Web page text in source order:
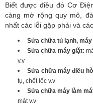
Biết được điều đó Cơ
càng mở rộng quy mô,
nhất các lỗi gặp phải và
Sửa chữa tủ lạnh, máy
Sửa chữa máy giặt:
v.v
Sửa chữa máy điều
tụ, chết lốc v.v
Sửa chữa máy làm
mát v.v